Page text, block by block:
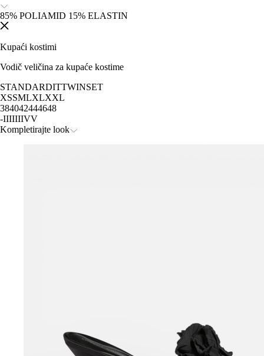
85% POLIAMID 15% ELASTIN
Kupaći kostimi
Vodič veličina za kupaće kostime
STANDARDITTWINSET
XSSMLXLXXL
384042444648
-IIIIIIIVV
Kompletirajte look